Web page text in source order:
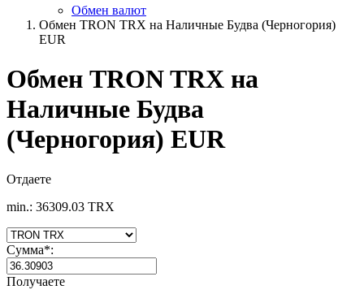
Обмен валют
Обмен TRON TRX на Наличные Будва (Черногория)
EUR
Обмен TRON TRX на
Наличные Будва
(Черногория) EUR
Отдаете
min.: 36309.03 TRX
Сумма*:
Получаете